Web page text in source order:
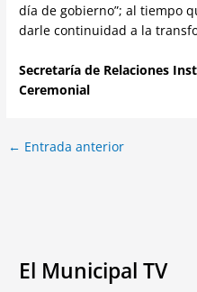
día de gobierno”; al tiempo
darle continuidad a la
Secretaría de Relaciones
Ceremonial
← Entrada anterior
El Municipal TV